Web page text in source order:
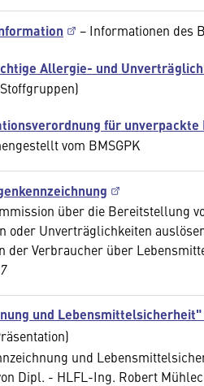
− Informationen des
Allergie- und
für
vom BMSGPK
über die Bereitstellung
oder Unverträglichkeiten
der Verbraucher über
und
und
Dipl. - HLFL-Ing. Robert